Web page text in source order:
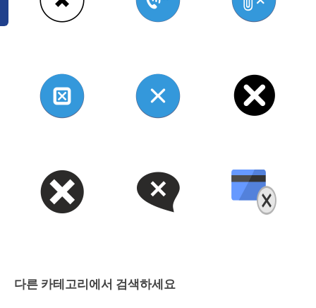
다른 카테고리에서 검색하세요